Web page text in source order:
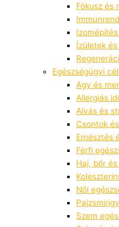
Fókusz és
Ízületek
Egészségügyi
Agy és
Allergiás
Alvás és
Csontok
Emésztés
Férfi
Haj, bőr
Női
Szem